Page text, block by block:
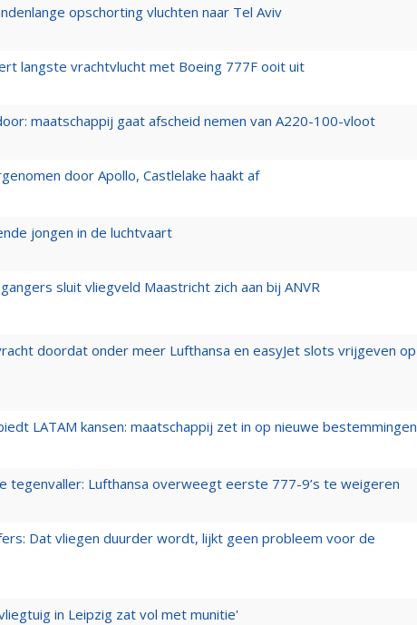
opschorting vluchten naar Tel Aviv
langste vrachtvlucht met Boeing 777F ooit uit
maatschappij gaat afscheid nemen van A220-100-vloot
door Apollo, Castlelake haakt af
jongen in de luchtvaart
sluit vliegveld Maastricht zich aan bij ANVR
doordat onder meer Lufthansa en easyJet slots vrijgeven op
LATAM kansen: maatschappij zet in op nieuwe bestemmingen
tegenvaller: Lufthansa overweegt eerste 777-9’s te weigeren
Dat vliegen duurder wordt, lijkt geen probleem voor de
in Leipzig zat vol met munitie'